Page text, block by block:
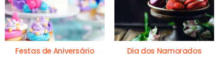
Festas de Aniversário Dia dos Namorados